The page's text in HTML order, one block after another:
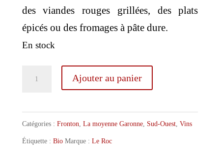
des viandes rouges grillées, des plats
épicés ou des fromages à pâte dure.
En stock
quantité
le
Roc
Ajouter au panier
Catégories : Fronton, La moyenne Garonne, Sud-Ouest, Vins
Étiquette : Bio Marque : Le Roc